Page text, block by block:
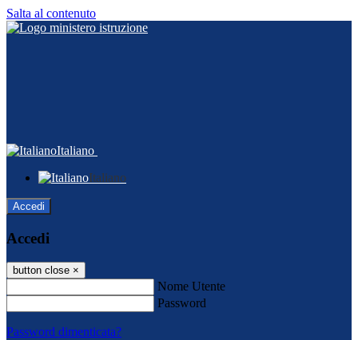
Salta al contenuto
Italiano
Italiano
Accedi
Accedi
button close ×
Nome Utente
Password
Password dimenticata?